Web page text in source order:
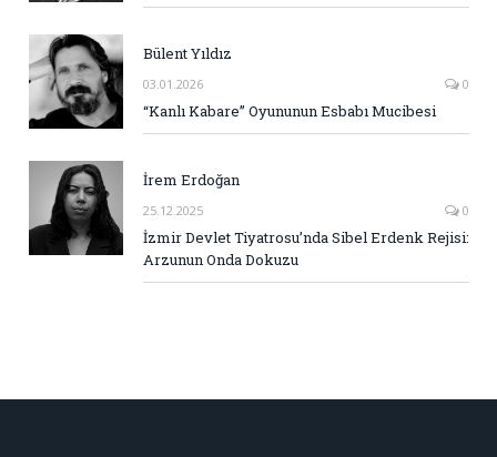
Bülent Yıldız
03.01.2026 0
“Kanlı Kabare” Oyununun Esbabı Mucibesi
İrem Erdoğan
25.12.2025 0
İzmir Devlet Tiyatrosu’nda Sibel Erdenk Rejisi:
Arzunun Onda Dokuzu